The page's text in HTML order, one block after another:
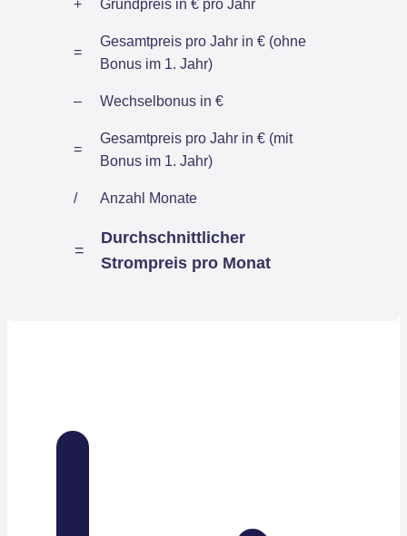
+ Grundpreis in € pro Jahr
=
Gesamtpreis pro Jahr in € (ohne
Bonus im 1. Jahr)
– Wechselbonus in €
=
Gesamtpreis pro Jahr in € (mit
Bonus im 1. Jahr)
/ Anzahl Monate
=
Durchschnittlicher
Strompreis pro Monat